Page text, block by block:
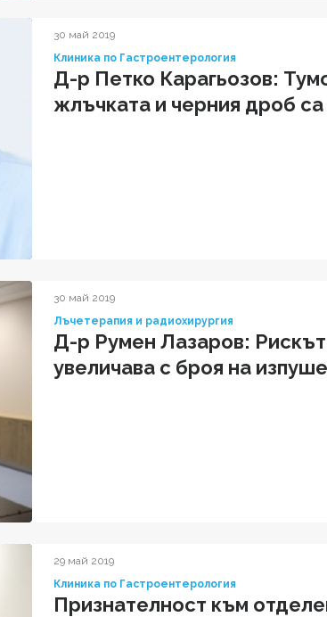
30 май 2019
Клиника по Гастроентерология
Д-р Петко Карагьозов:
жлъчката и черния дроб
30 май 2019
Лъчетерапия и радиохирургия
Д-р Румен Лазаров:
увеличава с броя на
29 май 2019
Клиника по Гастроентерология
Признателност към